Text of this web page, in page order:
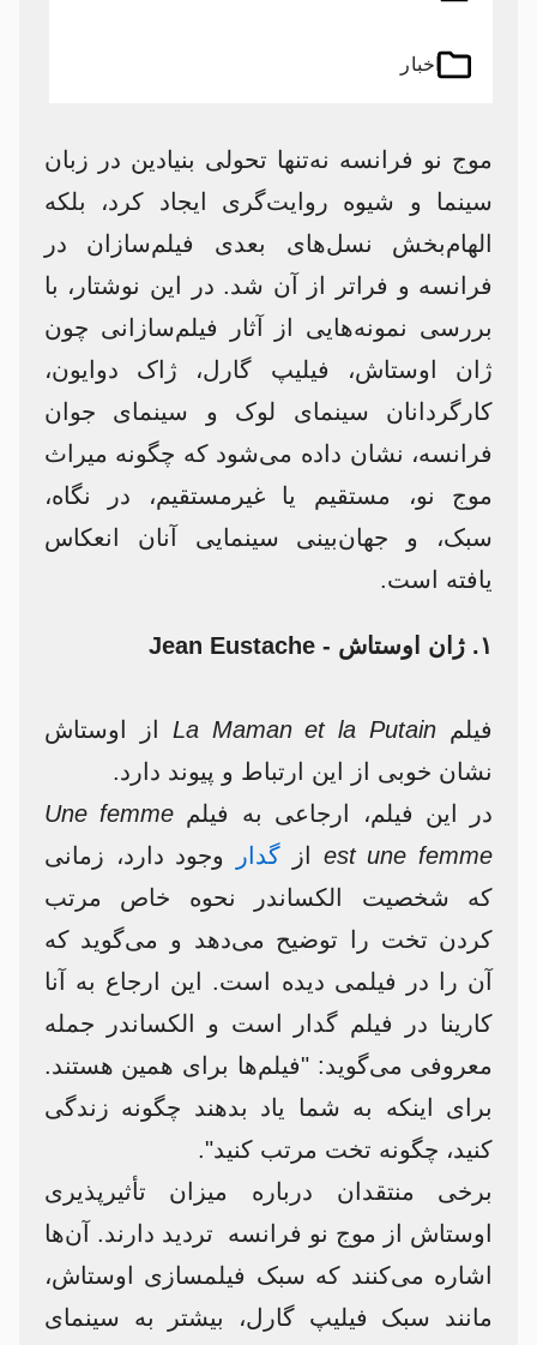
اخبار
موج نو فرانسه نه‌تنها تحولی بنیادین در زبان
سینما و شیوه روایت‌گری ایجاد کرد، بلکه
الهام‌بخش نسل‌های بعدی فیلم‌سازان در
فرانسه و فراتر از آن شد. در این نوشتار، با
بررسی نمونه‌هایی از آثار فیلم‌سازانی چون
ژان اوستاش، فیلیپ گارل، ژاک دوایون،
کارگردانان سینمای لوک و سینمای جوان
فرانسه، نشان داده می‌شود که چگونه میراث
موج نو، مستقیم یا غیرمستقیم، در نگاه،
سبک، و جهان‌بینی سینمایی آنان انعکاس
یافته است.
۱. ژان اوستاش - Jean Eustache
فیلم La Maman et la Putain از اوستاش
نشان خوبی از این ارتباط و پیوند دارد.
در این فیلم، ارجاعی به فیلم Une femme
est une femme از گدار
وجود دارد، زمانی
که شخصیت الکساندر نحوه خاص مرتب
کردن تخت را توضیح می‌دهد و می‌گوید که
آن را در فیلمی دیده است. این ارجاع به آنا
کارینا در فیلم گدار است و الکساندر جمله
معروفی می‌گوید: "فیلم‌ها برای همین هستند.
برای اینکه به شما یاد بدهند چگونه زندگی
کنید، چگونه تخت مرتب کنید".
برخی منتقدان درباره میزان تأثیرپذیری
اوستاش از موج نو فرانسه تردید دارند. آن‌ها
اشاره می‌کنند که سبک فیلمسازی اوستاش،
مانند سبک فیلیپ گارل، بیشتر به سینمای